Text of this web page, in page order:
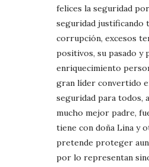
felices la seguridad
seguridad justificando
corrupción, excesos
positivos, su pasado y
enriquecimiento
gran líder convertido
seguridad para todos,
mucho mejor padre,
tiene con doña Lina y
pretende proteger
por lo representan